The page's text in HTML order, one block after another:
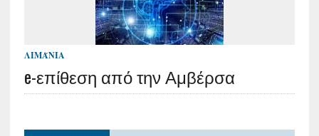
ΛΙΜΆΝΙΑ
e-επίθεση από την Αμβέρσα